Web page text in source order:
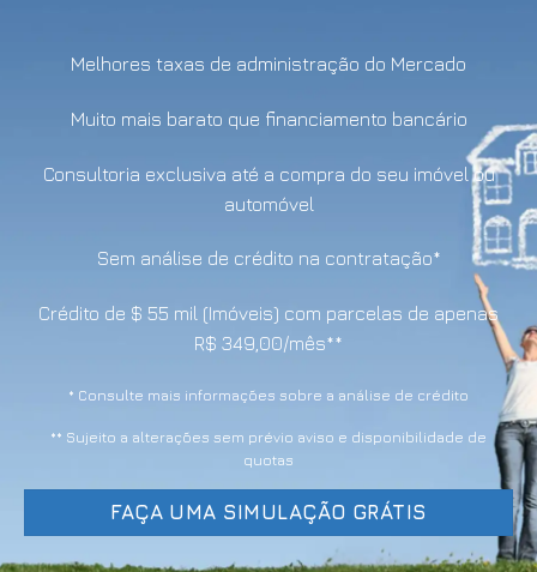
Melhores taxas de administração do Mercado
Muito mais barato que financiamento bancário
Consultoria exclusiva até a compra do seu imóvel ou
automóvel
Sem análise de crédito na contratação*
Crédito de $ 55 mil (Imóveis) com parcelas de apenas
R$ 349,00/mês**
* Consulte mais informações sobre a análise de crédito
** Sujeito a alterações sem prévio aviso e disponibilidade de
quotas
FAÇA UMA SIMULAÇÃO GRÁTIS